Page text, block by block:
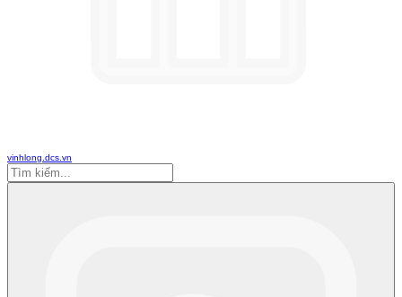
vinhlong.dcs.vn